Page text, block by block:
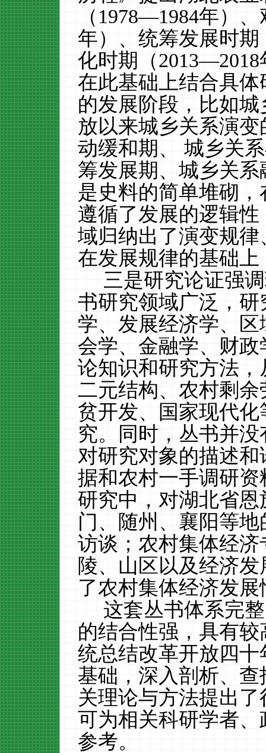
（1978—1984年）
年）、统筹发展时
化时期（
在此基础上结合具
的发展阶段，比如
放以来城乡关系演
动缓和期、 城乡关
筹发展期、城乡关
是史料的简单堆砌
遵循了发展的逻辑
域归纳出了演变规
在发展规律的基础
三是研究论证强
书研究领域广泛，研
学、发展经济学、区
会学、金融学、财政
论知识和研究方法，
二元结构、农村剩
贫开发、国家现代化
究。同时，丛书并
对研究对象的描述
据和农村一手调研
研究中，对湖北省恩
门、随州、襄阳等地
访谈；农村集体经
陵、山区以及经济
了农村集体经济发展
这套丛书体系完
的结合性强，具有
统总结改革开放四
基础，深入剖析、
关理论与方法提出了
可为相关科研学者
参考。